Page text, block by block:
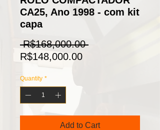
CA25, Ano 1998 - com kit
capa
R$168,000.00 Regular
R$148,000.00Sale
Quantity *
Add to Cart